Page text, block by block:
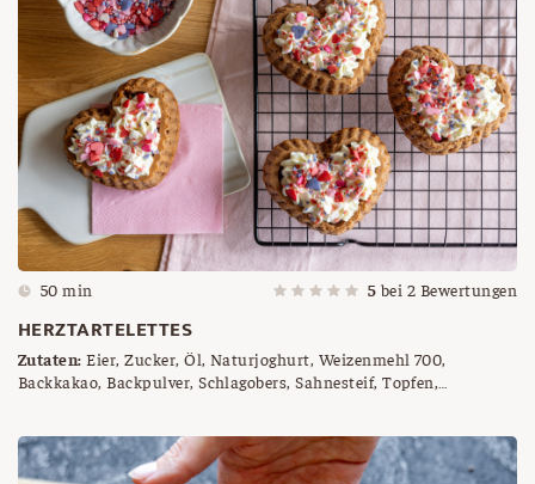
50 min 5 bei 2 Bewertungen
HERZTARTELETTES
Zutaten: Eier, Zucker, Öl, Naturjoghurt, Weizenmehl 700,
Backkakao, Backpulver, Schlagobers, Sahnesteif, Topfen,